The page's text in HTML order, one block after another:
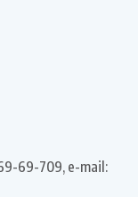
69-709, e-mail: